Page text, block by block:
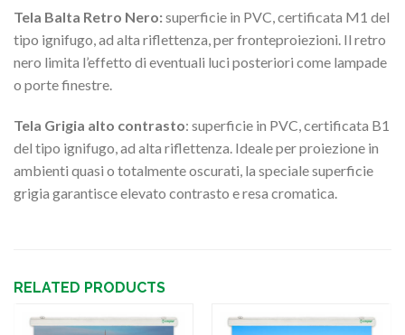
Tela Balta Retro Nero:superficie in PVC, certificata M1 del
tipo ignifugo, ad alta riflettenza, per fronteproiezioni. Il retro
nero limita l’effetto di eventuali luci posteriori come lampade
o porte finestre.
Tela Grigia alto contrasto: superficie in PVC, certificata B1
del tipo ignifugo, ad alta riflettenza. Ideale per proiezione in
ambienti quasi o totalmente oscurati, la speciale superficie
grigia garantisce elevato contrasto e resa cromatica.
RELATED PRODUCTS